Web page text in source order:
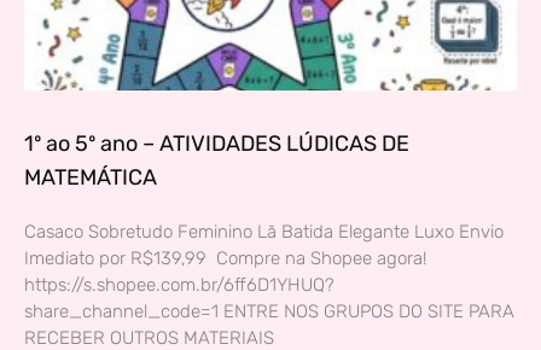
1º ao 5º ano – ATIVIDADES LÚDICAS DE
MATEMÁTICA
Casaco Sobretudo Feminino Lã Batida Elegante Luxo Envio
Imediato por R$139,99 Compre na Shopee agora!
https://s.shopee.com.br/6ff6D1YHUQ?
share_channel_code=1 ENTRE NOS GRUPOS DO SITE PARA
RECEBER OUTROS MATERIAIS